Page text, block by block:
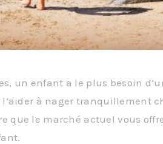
un enfant a le plus besoin
l’aider à nager tranquillement
que le marché actuel vous